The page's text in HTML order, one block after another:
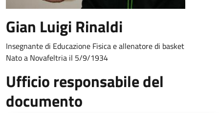
Gian Luigi Rinaldi
Insegnante di Educazione Fisica e allenatore di basket
Nato a Novafeltria il 5/9/1934
Ufficio responsabile del
documento